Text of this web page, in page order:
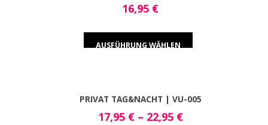
16,95 €
AUSFÜHRUNG WÄHLEN
PRIVAT TAG&NACHT | VU-005
17,95 €– 22,95 €